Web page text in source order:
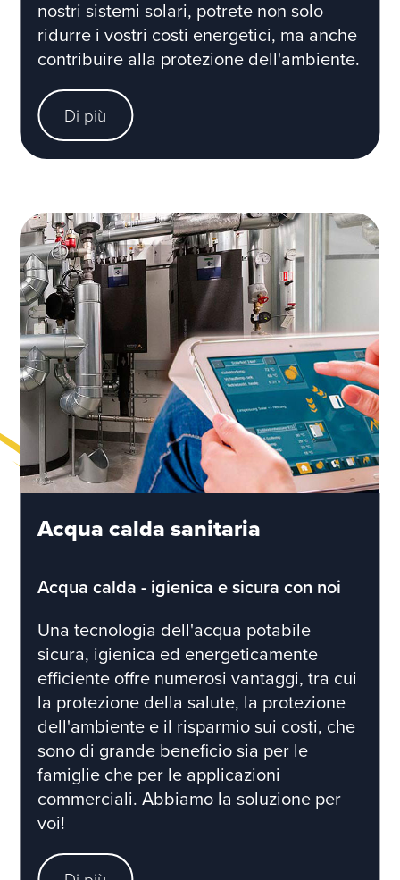
nostri sistemi solari, potrete non solo
ridurre i vostri costi energetici, ma anche
contribuire alla protezione dell'ambiente.
Di più
Acqua calda sanitaria
Acqua calda - igienica e sicura con noi
Una tecnologia dell'acqua potabile
sicura, igienica ed energeticamente
efficiente offre numerosi vantaggi, tra cui
la protezione della salute, la protezione
dell'ambiente e il risparmio sui costi, che
sono di grande beneficio sia per le
famiglie che per le applicazioni
commerciali. Abbiamo la soluzione per
voi!